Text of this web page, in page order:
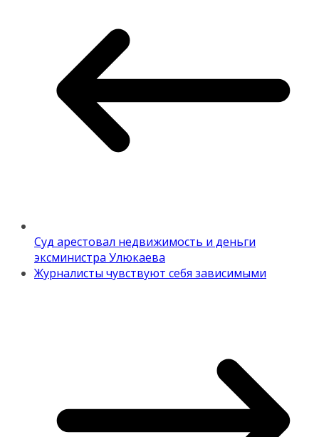
Суд арестовал недвижимость и деньги
эксминистра Улюкаева
Журналисты чувствуют себя зависимыми